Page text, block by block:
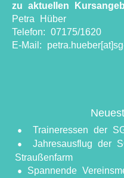
zu aktuellen
Petra Hüber
Telefon: 07175/1620
E-Mail:
Traineressen der
Jahresausflug der
Straußenfarm
​Spannende